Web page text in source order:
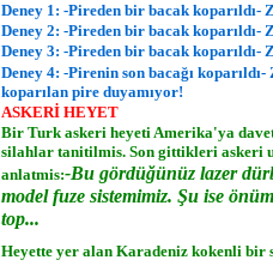
Deney 1: -Pireden bir bacak koparıldı-
Deney 2: -Pireden bir bacak koparıldı-
Deney 3: -Pireden bir bacak koparıldı-
Deney 4: -Pirenin son bacağı
koparılan pire duyamıyor!
ASKERİ HEYET
Bir Turk askeri heyeti Amerika'ya
silahlar tanitilmis. Son gittikleri askeri
anlatmis:-Bu gördüğünüz lazer
model fuze sistemimiz. Şu ise
top...
Heyette yer alan Karadeniz kokenli bir